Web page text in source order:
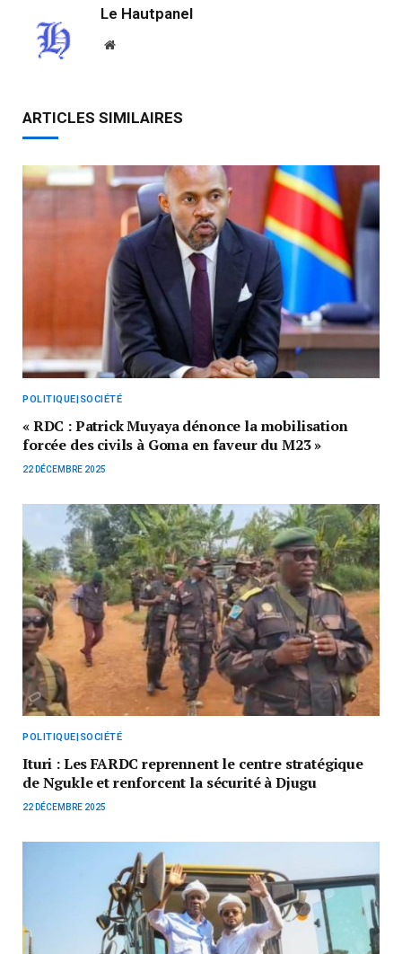
Le Hautpanel
Website
ARTICLES SIMILAIRES
POLITIQUE|SOCIÉTÉ
« RDC : Patrick Muyaya dénonce la mobilisation
forcée des civils à Goma en faveur du M23 »
22 DÉCEMBRE 2025
POLITIQUE|SOCIÉTÉ
Ituri : Les FARDC reprennent le centre stratégique
de Ngukle et renforcent la sécurité à Djugu
22 DÉCEMBRE 2025